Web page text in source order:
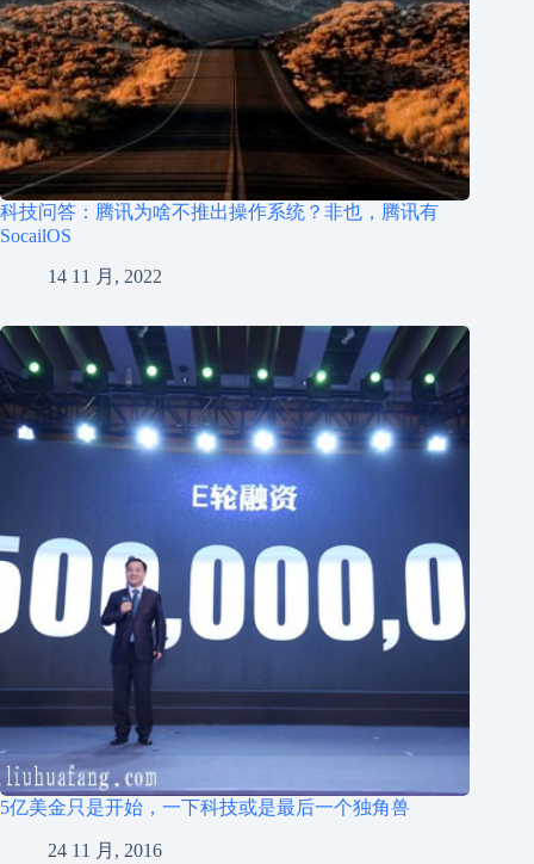
科技问答：腾讯为啥不推出操作系统？非也，腾讯有
SocailOS
14 11 月, 2022
5亿美金只是开始，一下科技或是最后一个独角兽
24 11 月, 2016